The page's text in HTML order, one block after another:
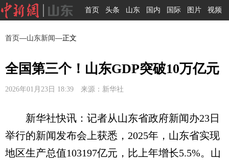
首页 头条 山东 国内 国际 图片 视频
首页—山东新闻—正文
全国第三个！山东GDP突破10万亿元
2026年01月23日 18:39 来源：新华社
新华社快讯：记者从山东省政府新闻办23日
举行的新闻发布会上获悉，2025年，山东省实现
地区生产总值103197亿元，比上年增长5.5%。山